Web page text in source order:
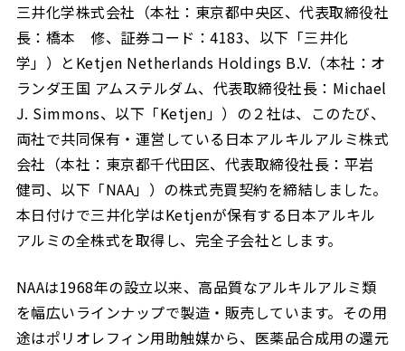
三井化学株式会社（本社：東京都中央区、代表取締役社
長：橋本 修、証券コード：4183、以下「三井化
学」）とKetjen Netherlands Holdings B.V.（本社：オ
ランダ王国 アムステルダム、代表取締役社長：Michael
J. Simmons、以下「Ketjen」）の２社は、このたび、
両社で共同保有・運営している日本アルキルアルミ株式
会社（本社：東京都千代田区、代表取締役社長：平岩
健司、以下「NAA」）の株式売買契約を締結しました。
本日付けで三井化学はKetjenが保有する日本アルキル
アルミの全株式を取得し、完全子会社とします。
NAAは1968年の設立以来、高品質なアルキルアルミ類
を幅広いラインナップで製造・販売しています。その用
途はポリオレフィン用助触媒から、医薬品合成用の還元